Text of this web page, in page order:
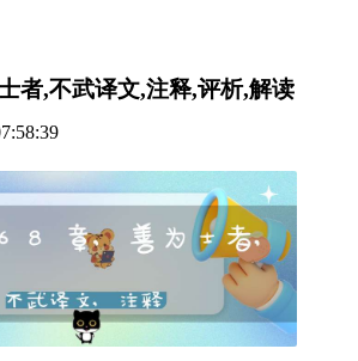
者,不武译文,注释,评析,解读